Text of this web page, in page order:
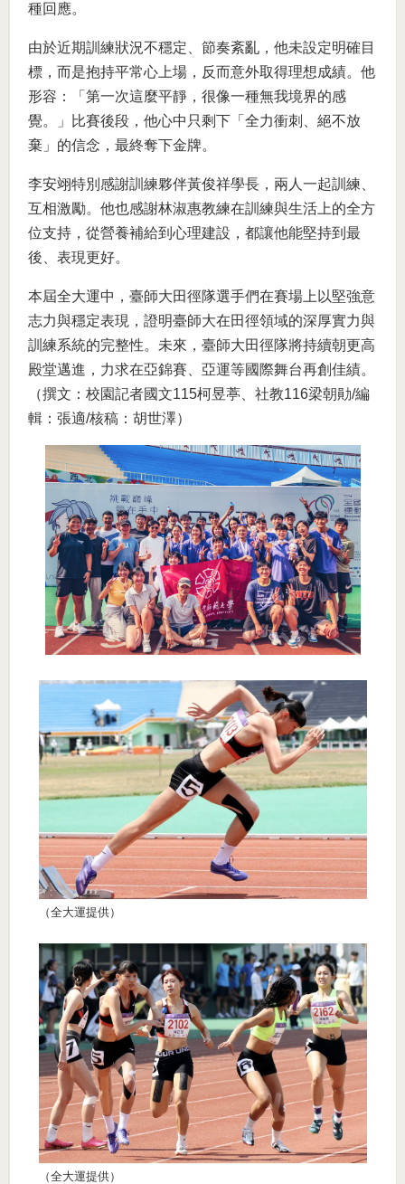
種回應。
由於近期訓練狀況不穩定、節奏紊亂，他未設定明確目
標，而是抱持平常心上場，反而意外取得理想成績。他
形容：「第一次這麼平靜，很像一種無我境界的感
覺。」比賽後段，他心中只剩下「全力衝刺、絕不放
棄」的信念，最終奪下金牌。
李安翊特別感謝訓練夥伴黃俊祥學長，兩人一起訓練、
互相激勵。他也感謝林淑惠教練在訓練與生活上的全方
位支持，從營養補給到心理建設，都讓他能堅持到最
後、表現更好。
本屆全大運中，臺師大田徑隊選手們在賽場上以堅強意
志力與穩定表現，證明臺師大在田徑領域的深厚實力與
訓練系統的完整性。未來，臺師大田徑隊將持續朝更高
殿堂邁進，力求在亞錦賽、亞運等國際舞台再創佳績。
（撰文：校園記者國文115柯昱葶、社教116梁朝勛/編
輯：張適/核稿：胡世澤）
（全大運提供）
（全大運提供）